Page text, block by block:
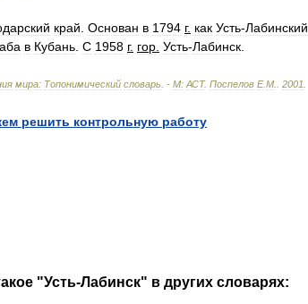
край Основан в 1794 г. как Усть-Лабинский
в Кубань С 1958 г. гор Усть-Лабинск
мира: Топонимический словарь . - М: АСТ. Поспелов Е.М 2001
решить контрольную работу
"Усть-Лабинск" в других словарях: